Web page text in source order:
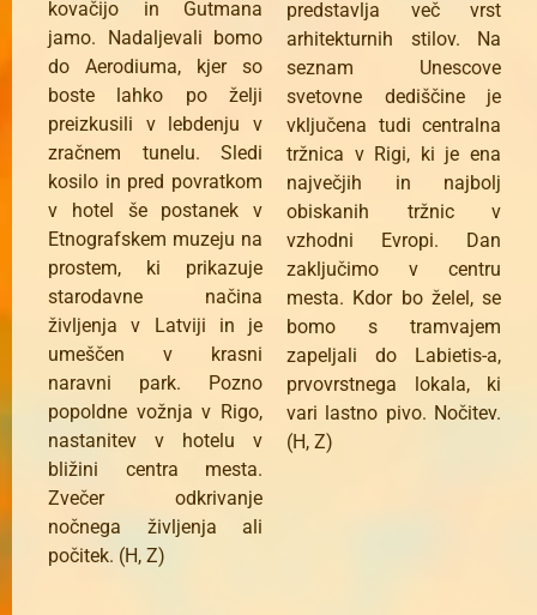
kovačijo in Gutmana
jamo. Nadaljevali bomo
do Aerodiuma, kjer so
boste lahko po želji
preizkusili v lebdenju v
zračnem tunelu. Sledi
kosilo in pred povratkom
v hotel še postanek v
Etnografskem muzeju na
prostem, ki prikazuje
starodavne načina
življenja v Latviji in je
umeščen v krasni
naravni park. Pozno
popoldne vožnja v Rigo,
nastanitev v hotelu v
bližini centra mesta.
Zvečer odkrivanje
nočnega življenja ali
počitek. (H, Z)
predstavlja več vrst
arhitekturnih stilov. Na
seznam Unescove
svetovne dediščine je
vključena tudi centralna
tržnica v Rigi, ki je ena
največjih in najbolj
obiskanih tržnic v
vzhodni Evropi. Dan
zaključimo v centru
mesta. Kdor bo želel, se
bomo s tramvajem
zapeljali do Labietis-a,
prvovrstnega lokala, ki
vari lastno pivo. Nočitev.
(H, Z)